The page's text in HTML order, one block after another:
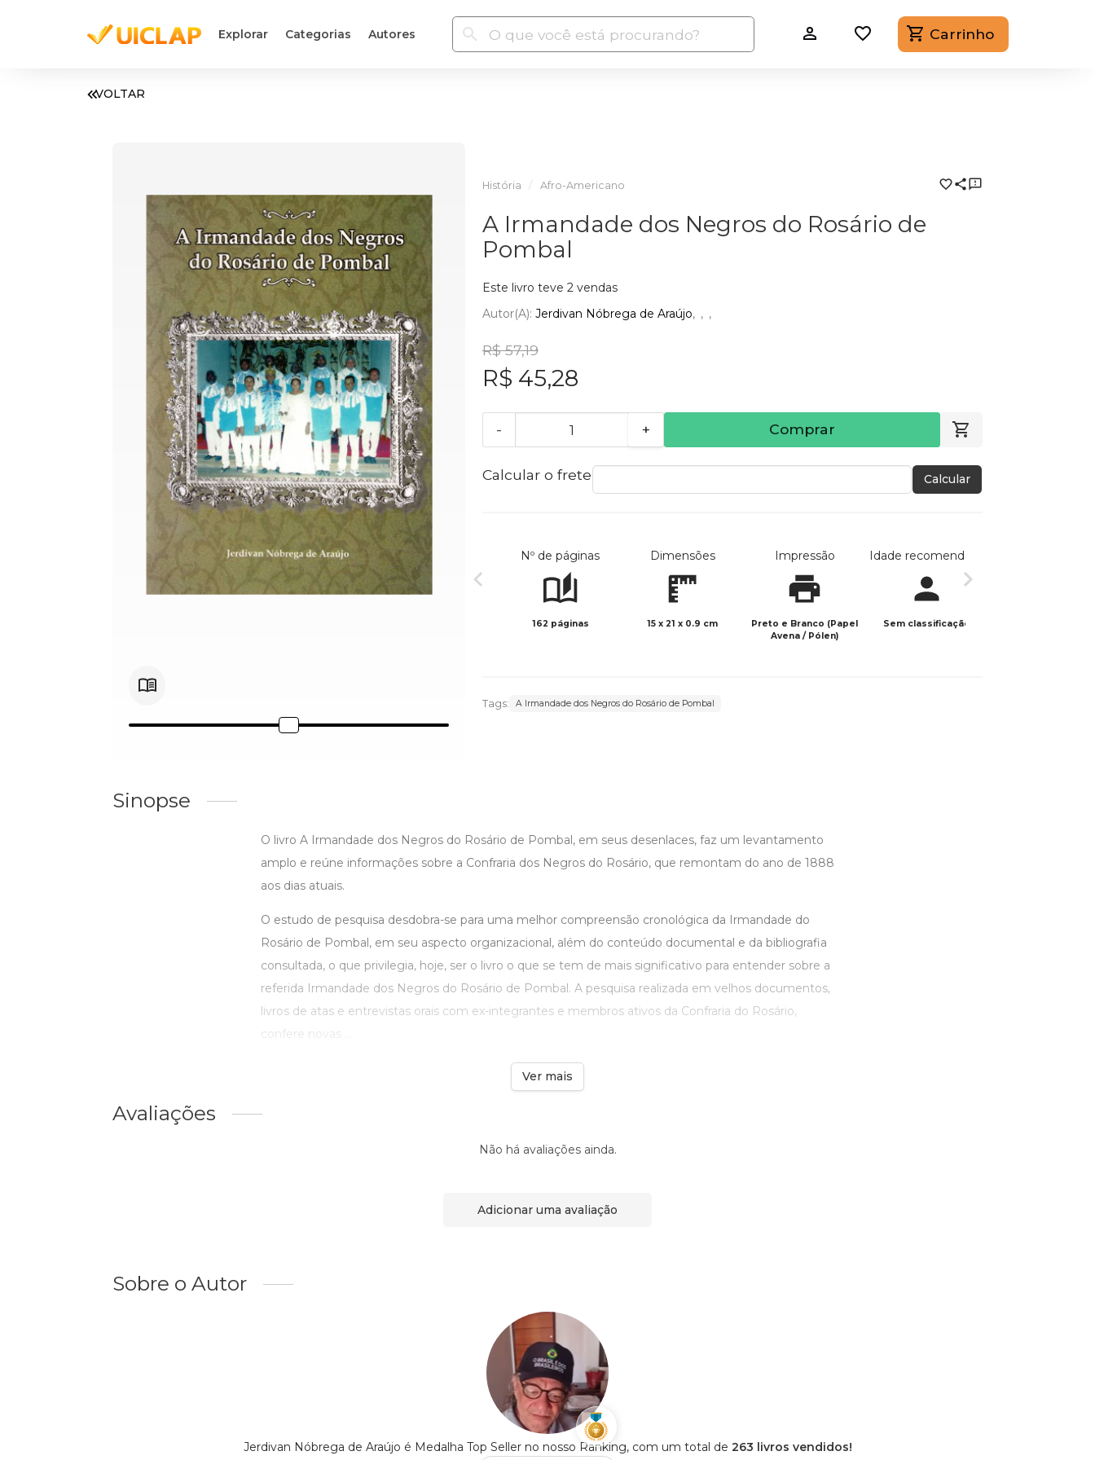
Explorar Categorias Autores Carrinho
VOLTAR
História Afro-Americano
A Irmandade dos Negros do Rosário de
Pombal
Este livro teve 2 vendas
Autor(a): Jerdivan Nóbrega de Araújo
R$ 57,19
R$ 45,28
- + Comprar
Calcular o frete Calcular
Nº de páginas
162 páginas
Dimensões
15 x 21 x 0.9 cm
Impressão
Preto e Branco (Papel
Avena / Pólen)
Idade recomendada
Sem classificação
Tags: A Irmandade dos Negros do Rosário de Pombal
Sinopse
O livro A Irmandade dos Negros do Rosário de Pombal, em seus desenlaces, faz um levantamento
amplo e reúne informações sobre a Confraria dos Negros do Rosário, que remontam do ano de 1888
aos dias atuais.
O estudo de pesquisa desdobra-se para uma melhor compreensão cronológica da Irmandade do
Rosário de Pombal, em seu aspecto organizacional, além do conteúdo documental e da bibliografia
consultada, o que privilegia, hoje, ser o livro o que se tem de mais significativo para entender sobre a
referida Irmandade dos Negros do Rosário de Pombal. A pesquisa realizada em velhos documentos,
livros de atas e entrevistas orais com ex-integrantes e membros ativos da Confraria do Rosário,
confere novas ...
Ver mais
Avaliações
Não há avaliações ainda.
Adicionar uma avaliação
Sobre o Autor
Jerdivan Nóbrega de Araújo é Medalha Top Seller no nosso Ranking, com um total de 263 livros vendidos!